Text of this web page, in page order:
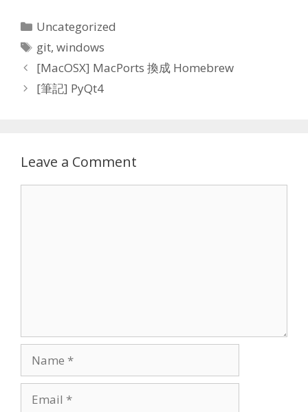
Categories
Uncategorized
Tags
git,windows
[MacOSX] MacPorts 換成 Homebrew
[筆記] PyQt4
Leave a Comment